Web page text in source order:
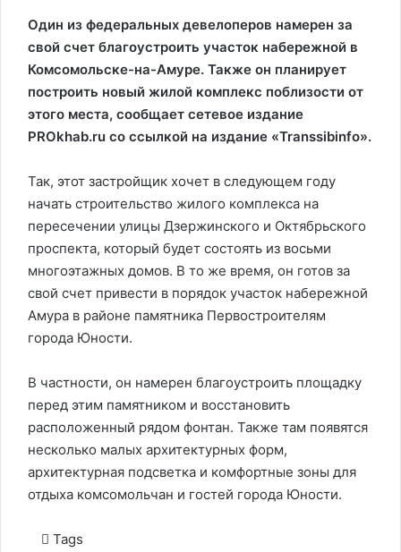
Один из федеральных девелоперов намерен за
свой счет благоустроить участок набережной в
Комсомольске-на-Амуре. Также он планирует
построить новый жилой комплекс поблизости от
этого места, сообщает сетевое издание
PROkhab.ru со ссылкой на издание «Transsibinfo».
Так, этот застройщик хочет в следующем году
начать строительство жилого комплекса на
пересечении улицы Дзержинского и Октябрьского
проспекта, который будет состоять из восьми
многоэтажных домов. В то же время, он готов за
свой счет привести в порядок участок набережной
Амура в районе памятника Первостроителям
города Юности.
В частности, он намерен благоустроить площадку
перед этим памятником и восстановить
расположенный рядом фонтан. Также там появятся
несколько малых архитектурных форм,
архитектурная подсветка и комфортные зоны для
отдыха комсомольчан и гостей города Юности.
Tags